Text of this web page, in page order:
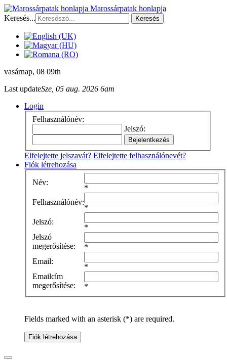
Marossárpatak honlapja
Keresés...
Keresés
vasárnap, 08 09th
Last updateSze, 05 aug. 2026 6am
Login
Felhasználónév:
Jelszó:
Elfelejtette jelszavát? Elfelejtette felhasználónevét?
Fiók létrehozása
Név:
*
Felhasználónév:
*
Jelszó:
*
Jelszó
megerősítése:
*
Email:
*
Emailcím
megerősítése:
*
Fields marked with an asterisk (*) are required.
Fiók létrehozása